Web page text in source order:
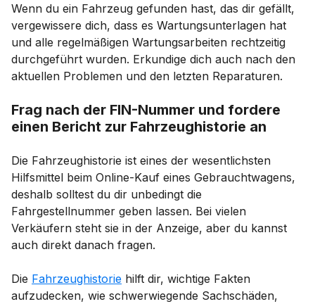
Wenn du ein Fahrzeug gefunden hast, das dir gefällt,
vergewissere dich, dass es Wartungsunterlagen hat
und alle regelmäßigen Wartungsarbeiten rechtzeitig
durchgeführt wurden. Erkundige dich auch nach den
aktuellen Problemen und den letzten Reparaturen.
Frag nach der FIN-Nummer und fordere
einen Bericht zur Fahrzeughistorie an
Die Fahrzeughistorie ist eines der wesentlichsten
Hilfsmittel beim Online-Kauf eines Gebrauchtwagens,
deshalb solltest du dir unbedingt die
Fahrgestellnummer geben lassen. Bei vielen
Verkäufern steht sie in der Anzeige, aber du kannst
auch direkt danach fragen.
Die Fahrzeughistorie hilft dir, wichtige Fakten
aufzudecken, wie schwerwiegende Sachschäden,